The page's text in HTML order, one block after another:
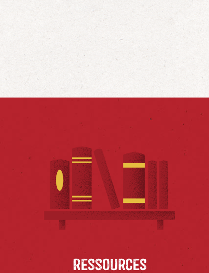
d’Afrique subsaharienne et des autres […]
Ressources